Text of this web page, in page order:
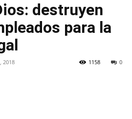
destruyen
para la
2018 0
1158